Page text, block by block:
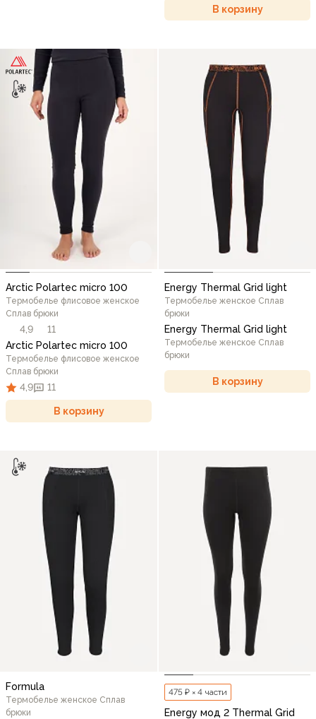
В корзину
Arctic Polartec micro 100
Термобелье флисовое женское
Сплав брюки
4,9
11
Arctic Polartec micro 100
Термобелье флисовое женское
Сплав брюки
4,9 11
В корзину
Energy Thermal Grid light
Термобелье женское Сплав
брюки
Energy Thermal Grid light
Термобелье женское Сплав
брюки
В корзину
Formula
Термобелье женское Сплав
брюки
475 ₽ × 4 части
Energy мод 2 Thermal Grid